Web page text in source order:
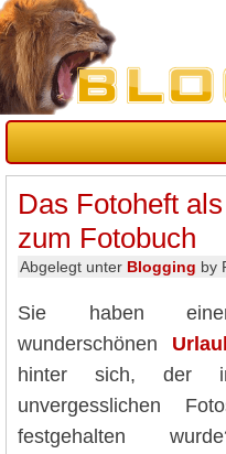
Das Fotoheft
zum Fotobuch
Abgelegt unter Blogging by
Sie haben
wunderschönen
hinter sich, der
unvergesslichen
festgehalten